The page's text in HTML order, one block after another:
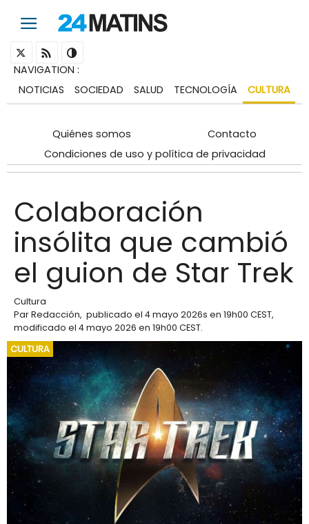
NAVIGATION :
NOTICIAS
SOCIEDAD SALUD TECNOLOGÍA CULTURA
Quiénes somos
Contacto
Condiciones de uso y política de privacidad
Colaboración
insólita que cambió
el guion de Star Trek
Cultura
ParRedacción, publicado el 4 mayo 2026s en 19h00 CEST,
modificado el 4 mayo 2026 en 19h00 CEST.
CULTURA